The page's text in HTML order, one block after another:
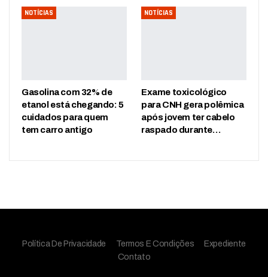
NOTÍCIAS
Gasolina com 32% de
etanol está chegando: 5
cuidados para quem
tem carro antigo
NOTÍCIAS
Exame toxicológico
para CNH gera polêmica
após jovem ter cabelo
raspado durante…
Política De Privacidade Termos E Condições
Expediente
Contato